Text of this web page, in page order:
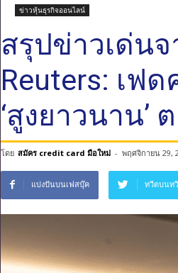
เชื่อ
บุคคล
ทุก
ธนาคาร
อนุมัติ
บริการ
ฟรี
ข่าวหุ้นธุรกิจออนไลน์
สรุปข่าวเด่นจ
Reuters: เฟ
‘สูงยาวนาน
โดย สมัคร credit card มือใหม่ - พฤศจิกายน 29,
แบ่งปันบนเฟสบุ๊ค ทวีตบนท